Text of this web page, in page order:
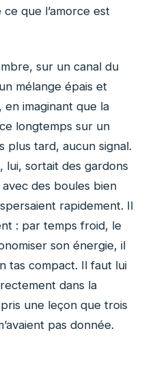
que l’amorce est
sur un canal du
mélange épais et
imaginant que la
longtemps sur un
plus tard, aucun signal.
lui, sortait des gardons
des boules bien
rapidement. Il
: par temps froid, le
son énergie, il
tas compact. Il faut lui
dans la
une leçon que trois
pas donnée.